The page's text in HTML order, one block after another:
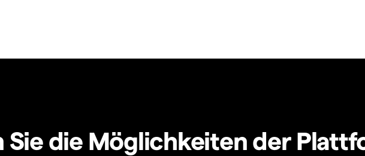
Sie die Möglichkeiten der